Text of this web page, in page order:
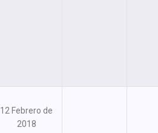
12 Febrero de
2018